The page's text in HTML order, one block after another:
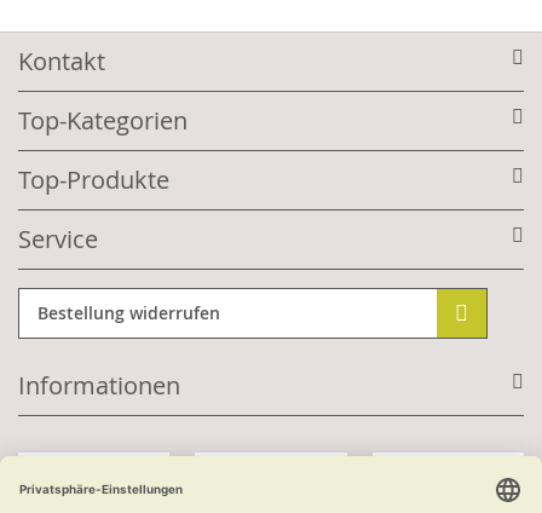
Kontakt
Top-Kategorien
Top-Produkte
Service
Bestellung widerrufen
Informationen